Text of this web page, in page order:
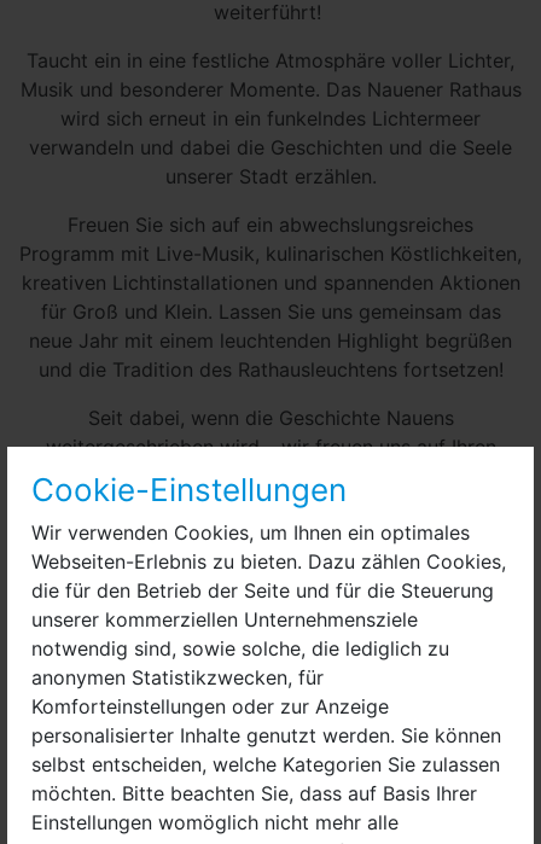
Cookie-Einstellungen
Wir verwenden Cookies, um Ihnen ein optimales
Webseiten-Erlebnis zu bieten. Dazu zählen Cookies,
die für den Betrieb der Seite und für die Steuerung
unserer kommerziellen Unternehmensziele
notwendig sind, sowie solche, die lediglich zu
anonymen Statistikzwecken, für
Komforteinstellungen oder zur Anzeige
personalisierter Inhalte genutzt werden. Sie können
selbst entscheiden, welche Kategorien Sie zulassen
möchten. Bitte beachten Sie, dass auf Basis Ihrer
Einstellungen womöglich nicht mehr alle
weiterführt!
Taucht ein in eine festliche Atmosphäre voller Lichter,
Musik und besonderer Momente. Das Nauener Rathaus
wird sich erneut in ein funkelndes Lichtermeer
verwandeln und dabei die Geschichten und die Seele
unserer Stadt erzählen.
Freuen Sie sich auf ein abwechslungsreiches
Programm mit Live-Musik, kulinarischen Köstlichkeiten,
kreativen Lichtinstallationen und spannenden Aktionen
für Groß und Klein. Lassen Sie uns gemeinsam das
neue Jahr mit einem leuchtenden Highlight begrüßen
und die Tradition des Rathausleuchtens fortsetzen!
Seit dabei, wenn die Geschichte Nauens
weitergeschrieben wird – wir freuen uns auf Ihren
Besuch!
Termin
09. Januar 2027
ab 15 Uhr
Ort
Rathausplatz 1
14641 Nauen
Eintritt
Der Eintritt ist frei, komplett durch Sponsoren
finanziert.